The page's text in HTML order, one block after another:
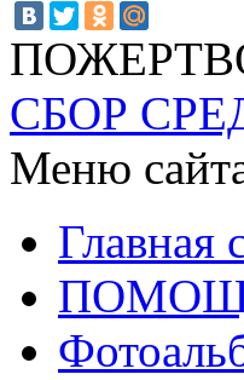
СБОР
Меню
Главная